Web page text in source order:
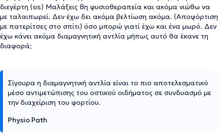
διεγέρτη (sis) Μαλάξεις 8η φυσιοθεραπεία και ακόμα νιώθω να
με ταλαιπωρεί. Δεν έχω δει ακόμα βελτίωση ακόμα. (Αποφόρτιση
με πατερίτσες στο σπίτι) όσο μπορώ γιατί έχω και ένα μωρό. Δεν
έχω κάνει ακόμα διαμαγνητική αντλία μήπως αυτό θα έκανε τη
διαφορά;
Σίγουρα η διαμαγνητική αντλία είναι το πιο αποτελεσματικό
μέσο αντιμετώπισης του οστικού οιδήματος σε συνδυασμό με
την διαχείριση του φορτίου.
Physio Path